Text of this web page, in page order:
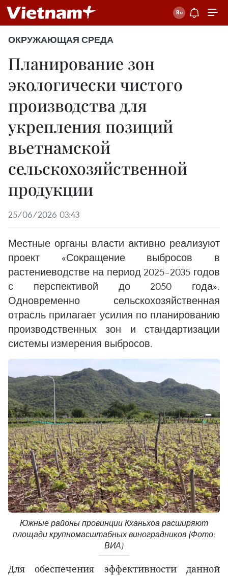
ОКРУЖАЮЩАЯ СРЕДА
Планирование зон
экологически чистого
производства для
укрепления позиций
вьетнамской
сельскохозяйственной
продукции
25/06/2026 03:43
Местные органы власти активно реализуют
проект «Сокращение выбросов в
растениеводстве на период 2025–2035 годов
с перспективой до 2050 года».
Одновременно сельскохозяйственная
отрасль прилагает усилия по планированию
производственных зон и стандартизации
системы измерения выбросов.
Южные районы провинции Кханьхоа расширяют
площади крупномасштабных виноградников (Фото:
ВИА)
Для обеспечения эффективности данной